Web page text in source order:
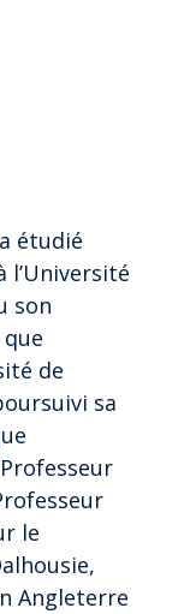
étudié
l’Université
son
de
sa
le
Angleterre